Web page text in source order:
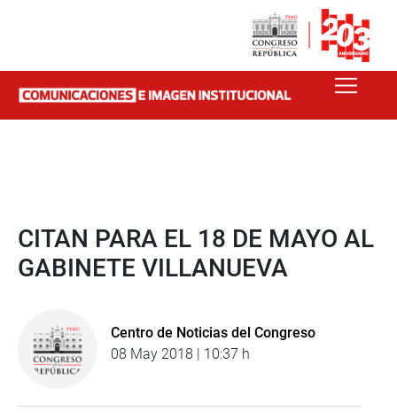
CITAN PARA EL 18 DE MAYO AL
GABINETE VILLANUEVA
Centro de Noticias del Congreso
08 May 2018 | 10:37 h